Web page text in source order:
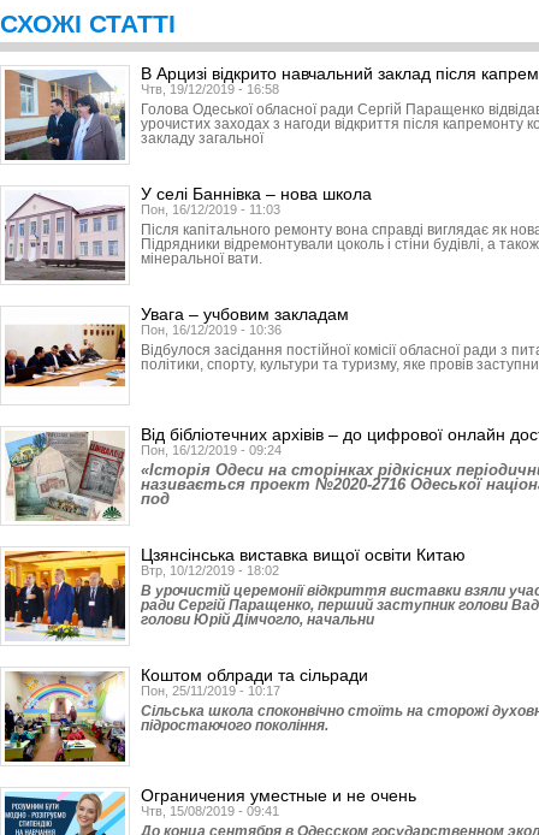
СХОЖІ СТАТТІ
В Арцизі відкрито навчальний заклад після
Чтв, 19/12/2019 - 16:58
Голова Одеської обласної ради Сергій Паращенко
урочистих заходах з нагоди відкриття після капремонту
закладу загальної
У селі Баннівка – нова школа
Пон, 16/12/2019 - 11:03
Після капітального ремонту вона справді виглядає як
Підрядники відремонтували цоколь і стіни будівлі, а
мінеральної вати.
Увага – учбовим закладам
Пон, 16/12/2019 - 10:36
Відбулося засідання постійної комісії обласної ради з
політики, спорту, культури та туризму, яке провів
Від бібліотечних архівів – до цифрової онлайн
Пон, 16/12/2019 - 09:24
«Історія Одеси на сторінках рідкісних
називається проект №2020-2716 Одеської
под
Цзянсінська виставка вищої освіти Китаю
Втр, 10/12/2019 - 18:02
В урочистій церемонії відкриття виставки взяли
ради Сергій Паращенко, перший заступник голови
голови Юрій Дімчогло, начальни
Коштом облради та сільради
Пон, 25/11/2019 - 10:17
Сільська школа споконвічно стоїть на сторожі
підростаючого покоління.
Ограничения уместные и не очень
Чтв, 15/08/2019 - 09:41
До конца сентября в Одесском государственном